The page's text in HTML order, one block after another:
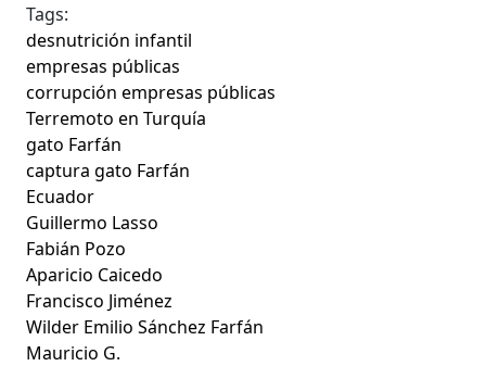
Tags:
desnutrición infantil
empresas públicas
corrupción empresas públicas
Terremoto en Turquía
gato Farfán
captura gato Farfán
Ecuador
Guillermo Lasso
Fabián Pozo
Aparicio Caicedo
Francisco Jiménez
Wilder Emilio Sánchez Farfán
Mauricio G.